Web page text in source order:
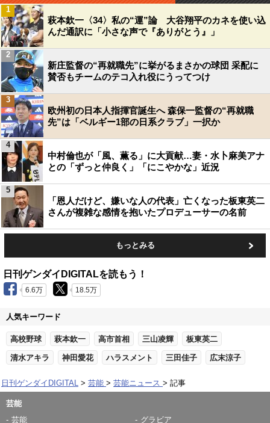
萩本欽一〈34〉私の“運”論 大谷翔平のカネを使い込
んだ通訳に「小さな声で『ありがとう』」
1
新庄監督の“再就職先”に挙がるまさかの球団 采配に
賛否もチームのテコ入れ役にうってつけ
2
欧州初の日本人指揮官誕生へ 森保一監督の“再就職
先”は「ベルギー1部の日系クラブ」一択か
3
中村倫也が「風、薫る」に大貢献…妻・水卜麻美アナ
との「ずっと仲良く」「にこやかな」近況
4
「恩人だけど、嫌いな人の代表」亡くなった板東英二
さんが複雑な感情を抱いたプロデューサーの名前
5
もっとみる
日刊ゲンダイDIGITALを読もう！
6.6万 18.5万
人気キーワード
高校野球 萩本欽一 高市首相 三山凌輝 板東英二
清水アキラ 神田愛花 ハラスメント 三田佳子 広末涼子
日刊ゲンダイDIGITAL 芸能 芸能ニュース 記事
芸能
芸能
グラビア